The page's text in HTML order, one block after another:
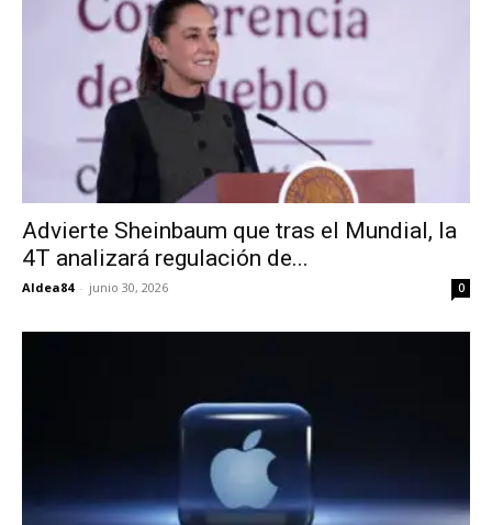
Advierte Sheinbaum que tras el Mundial, la
4T analizará regulación de...
Aldea84 - junio 30, 2026 0